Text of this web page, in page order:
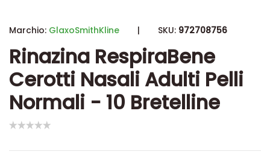
Marchio: GlaxoSmithKline | SKU: 972708756
Rinazina RespiraBene
Cerotti Nasali Adulti Pelli
Normali - 10 Bretelline